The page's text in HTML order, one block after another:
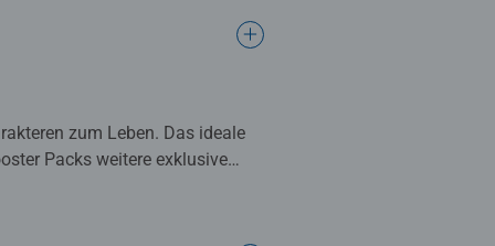
zum Leben. Das ideale
Packs weitere exklusive